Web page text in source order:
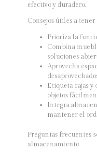
efectivo y duradero.
Consejos útiles a
Prioriza la
Combina
soluciones
Aprovecha
Etiqueta cajas
objetos
Integra
mantener el
Preguntas frecuentes
almacenamiento